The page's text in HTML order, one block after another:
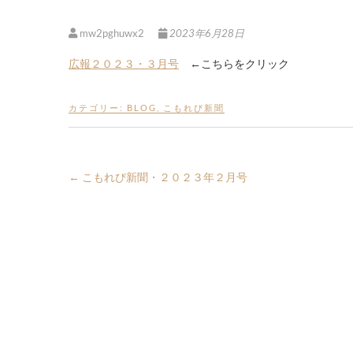
mw2pghuwx2 2023年6月28日
広報２０２３・３月号 ←こちらをクリック
カテゴリー: BLOG こもれび新聞
← こもれび新聞・２０２３年２月号